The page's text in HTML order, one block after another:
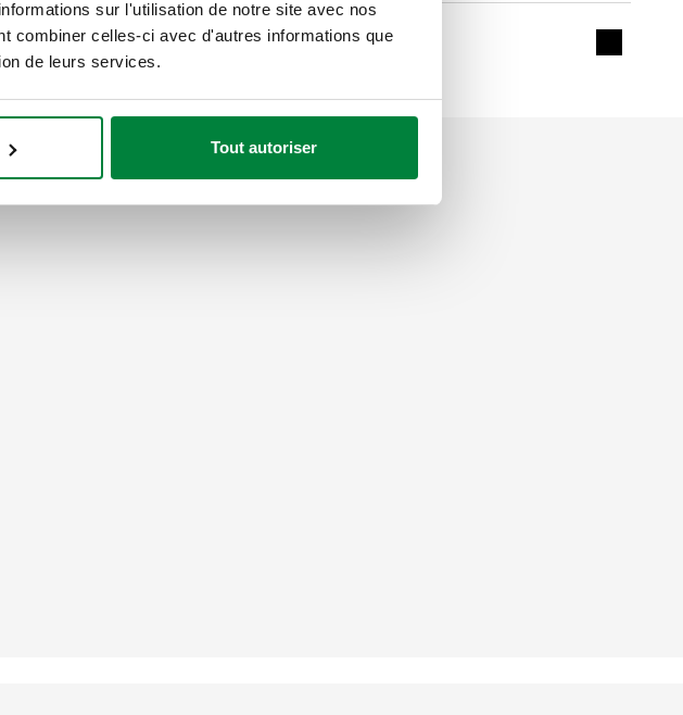
sur l'utilisation de notre site avec nos
combiner celles-ci avec d'autres informations que
de leurs services.
Tout autoriser
Expand